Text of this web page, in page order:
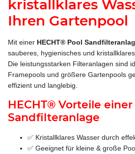
kristallklares
Ihren Gartenpool
Mit einer HECHT® Pool
sauberes, hygienisches und
Die leistungsstarken Filteranlagen sind
Framepools und größere Gartenpools
effizient und langlebig.
HECHT® Vorteile einer
Sandfilteranlage
✅ Kristallklares Wasser durch
✅ Geeignet für kleine & große